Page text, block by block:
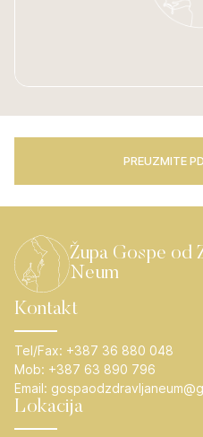
PREUZMITE
Župa Gospe od
Neum
Kontakt
Tel/Fax: +387 36 880 048
Mob: +387 63 890 796
Email:
Lokacija